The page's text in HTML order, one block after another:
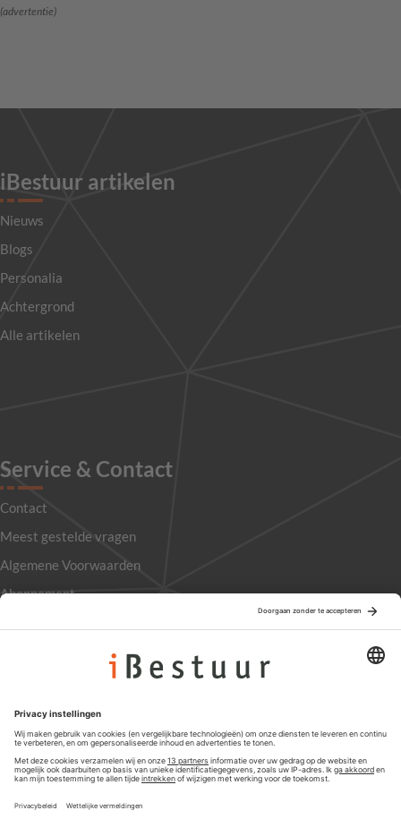
(advertentie)
iBestuur artikelen
Nieuws
Blogs
Personalia
Achtergrond
Alle artikelen
Service & Contact
Contact
Meest gestelde vragen
Algemene Voorwaarden
Abonnement
Privacyinstellingen